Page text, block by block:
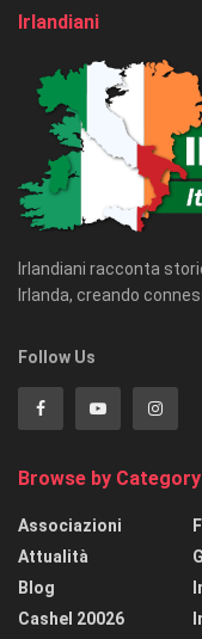
Irlandiani
Irlandiani racconta
Irlanda, creando
Follow Us
Browse by Category
Associazioni
Attualità
Blog
Cashel 20026